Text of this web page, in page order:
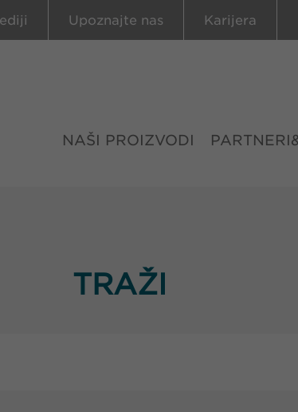
Upoznajte nas Karijera
NAŠI PROIZVODI
TRAŽI